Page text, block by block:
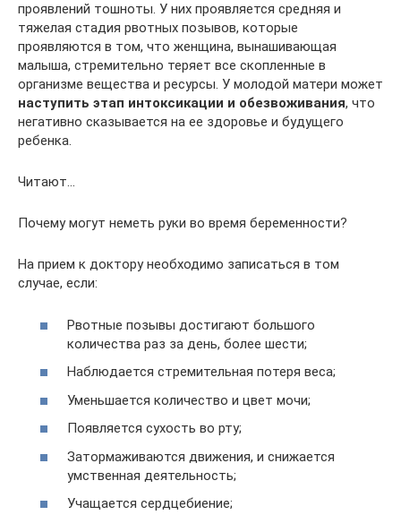
проявлений тошноты. У них проявляется средняя и
тяжелая стадия рвотных позывов, которые
проявляются в том, что женщина, вынашивающая
малыша, стремительно теряет все скопленные в
организме вещества и ресурсы. У молодой матери может
наступить этап интоксикации и обезвоживания, что
негативно сказывается на ее здоровье и будущего
ребенка.
Читают…
Почему могут неметь руки во время беременности?
На прием к доктору необходимо записаться в том
случае, если:
Рвотные позывы достигают большого
количества раз за день, более шести;
Наблюдается стремительная потеря веса;
Уменьшается количество и цвет мочи;
Появляется сухость во рту;
Затормаживаются движения, и снижается
умственная деятельность;
Учащается сердцебиение;